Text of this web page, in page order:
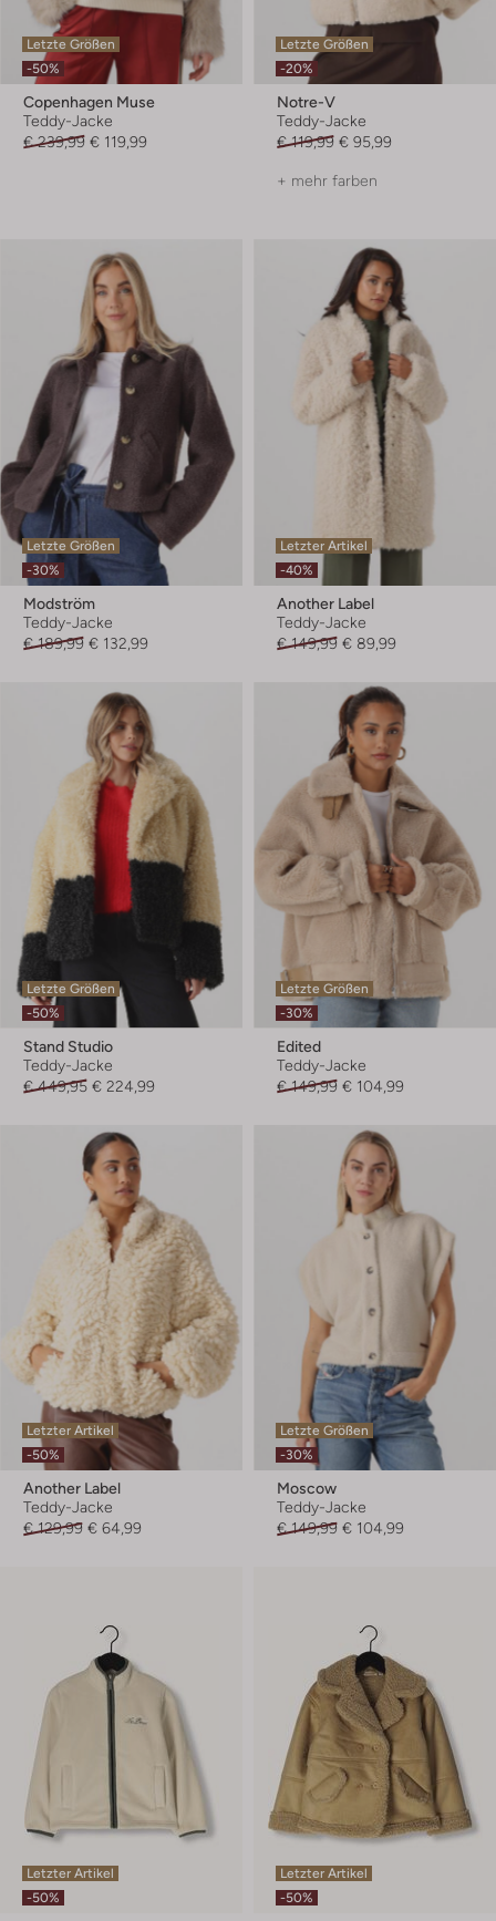
Letzte Größen
-50%
Copenhagen Muse
Teddy-Jacke
€ 239,99 € 119,99
Letzte Größen
-20%
Notre-V
Teddy-Jacke
€ 119,99 € 95,99
+ mehr farben
Letzte Größen
-30%
Modström
Teddy-Jacke
€ 189,99 € 132,99
Letzter Artikel
-40%
Another Label
Teddy-Jacke
€ 149,99 € 89,99
Letzte Größen
-50%
Stand Studio
Teddy-Jacke
€ 449,95 € 224,99
Letzte Größen
-30%
Edited
Teddy-Jacke
€ 149,99 € 104,99
Letzter Artikel
-50%
Another Label
Teddy-Jacke
€ 129,99 € 64,99
Letzte Größen
-30%
Moscow
Teddy-Jacke
€ 149,99 € 104,99
Letzter Artikel
-50%
Letzter Artikel
-50%